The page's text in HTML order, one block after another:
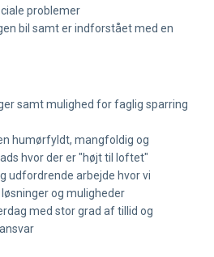
problemer
bil samt er indforstået med en
samt mulighed for faglig sparring
humørfyldt, mangfoldig og
hvor der er "højt til loftet"
udfordrende arbejde hvor vi
og muligheder
med stor grad af tillid og